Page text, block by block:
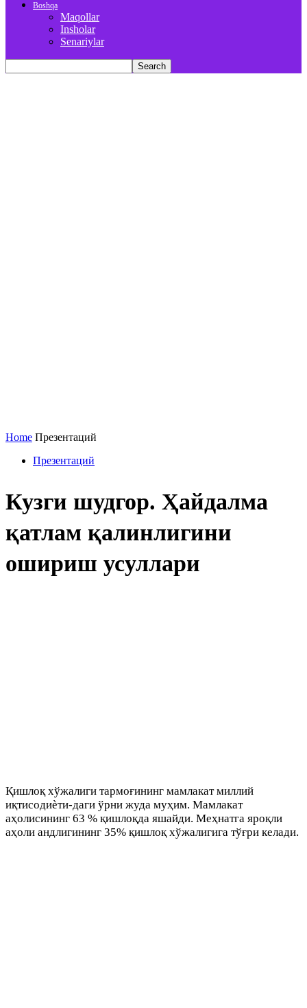
Boshqa
Maqollar
Insholar
Senariylar
Home Презентаций
Презентаций
Кузги шудгор. Ҳайдалма
қатлам қалинлигини
ошириш усуллари
Қишлоқ хўжалиги тармоғининг мамлакат миллий
иқтисодиѐти-даги ўрни жуда муҳим. Мамлакат
аҳолисининг 63 % қишлоқда яшайди. Меҳнатга яроқли
аҳоли андлигининг 35% қишлоқ хўжалигига тўғри келади.